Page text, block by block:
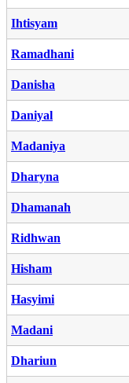
Ihtisyam
Ramadhani
Danisha
Daniyal
Madaniya
Dharyna
Dhamanah
Ridhwan
Hisham
Hasyimi
Madani
Dhariun